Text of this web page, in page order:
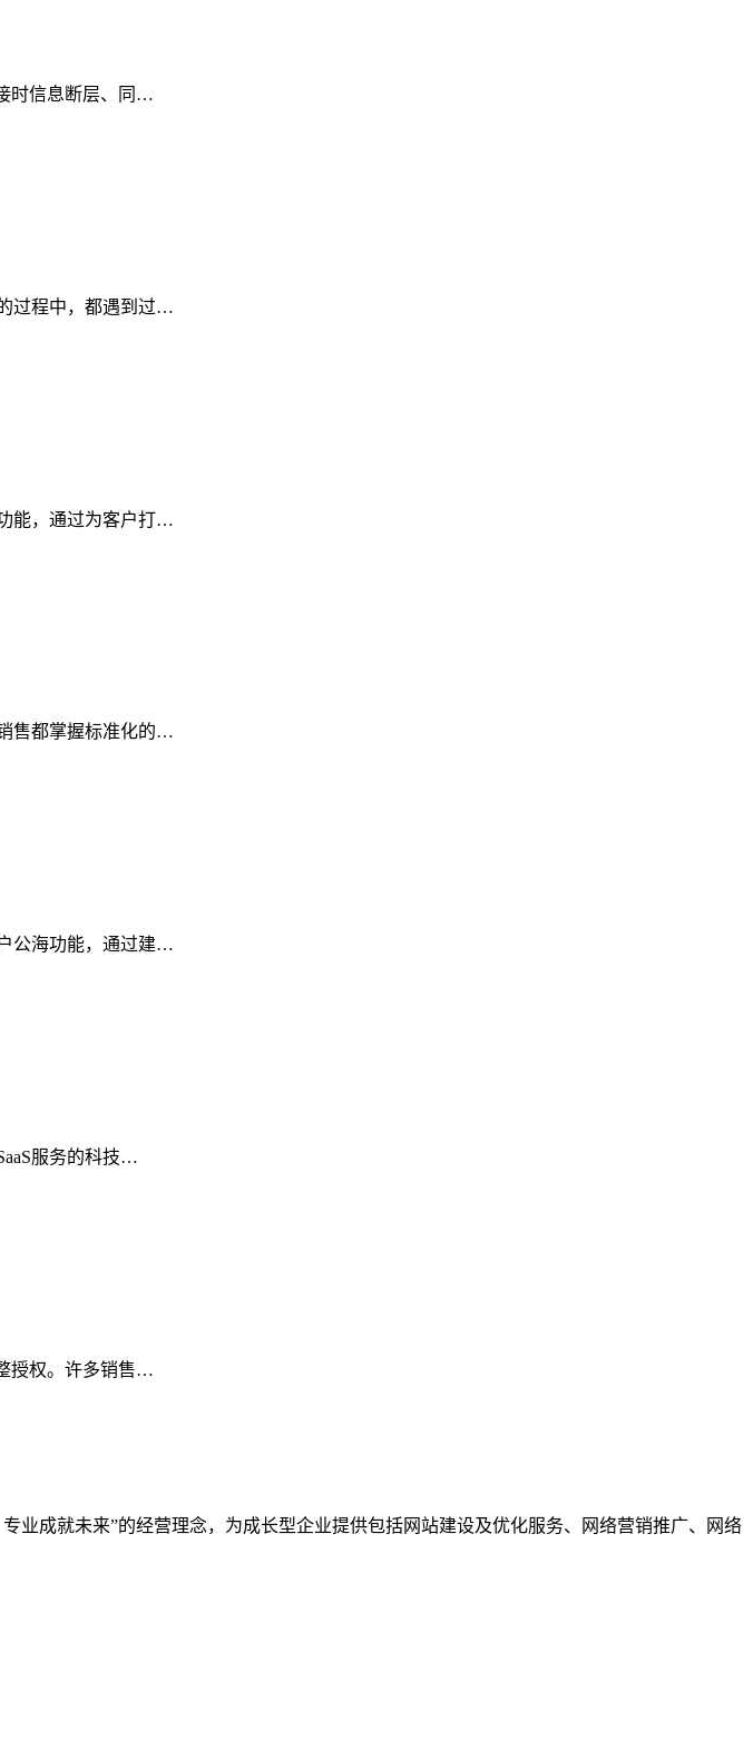
时信息断层、同…
过程中，都遇到过…
能，通过为客户打…
售都掌握标准化的…
公海功能，通过建…
服务的科技…
授权。许多销售…
业成就未来”的经营理念，为成长型企业提供包括网站建设及优化服务、网络营销推广、网络